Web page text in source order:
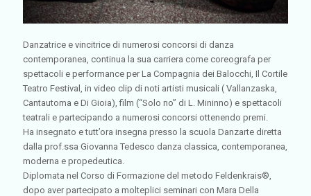
Danzatrice e vincitrice di numerosi concorsi di danza
contemporanea, continua la sua carriera come coreografa per
spettacoli e performance per La Compagnia dei Balocchi, Il Cortile
Teatro Festival, in video clip di noti artisti musicali ( Vallanzaska,
Cantautoma e Di Gioia), film (“Solo no” di L. Mininno) e spettacoli
teatrali e partecipando a numerosi concorsi ottenendo premi.
Ha insegnato e tutt’ora insegna presso la scuola Danzarte diretta
dalla prof.ssa Giovanna Tedesco danza classica, contemporanea,
moderna e propedeutica.
Diplomata nel Corso di Formazione del metodo Feldenkrais®,
dopo aver partecipato a molteplici seminari con Mara Della